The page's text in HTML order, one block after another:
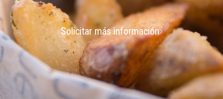
Solicitar más información